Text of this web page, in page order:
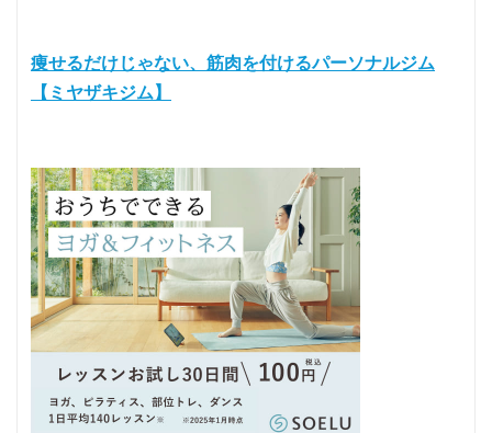
痩せるだけじゃない、筋肉を付けるパーソナルジム
【ミヤザキジム】